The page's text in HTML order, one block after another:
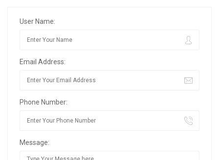
User Name:
Email Address:
Phone Number:
Message: